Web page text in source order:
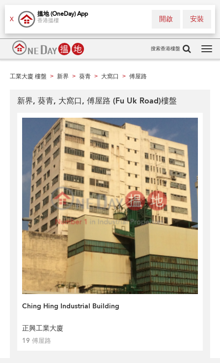
X
搵地 (OneDay) App
香港搵樓 安裝
開啟
搜索香港樓盤
工業大廈 樓盤 > 新界 > 葵青 > 大窩口 > 傅屋路
新界, 葵青, 大窩口, 傅屋路 (Fu Uk Road)樓盤
Ching Hing Industrial Building
正興工業大廈
19 傅屋路